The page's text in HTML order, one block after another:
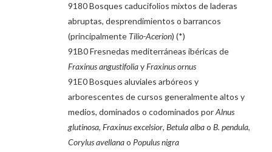
9180 Bosques caducifolios mixtos de laderas
abruptas, desprendimientos o barrancos
(principalmente Tilio-Acerion) (*)
91B0 Fresnedas mediterráneas ibéricas de
Fraxinus angustifoliayFraxinus ornus
91E0 Bosques aluviales arbóreos y
arborescentes de cursos generalmente altos y
medios, dominados o codominados porAlnus
glutinosa,Fraxinus excelsior,Betula albaoB. pendula,
Corylus avellanao Populus nigra